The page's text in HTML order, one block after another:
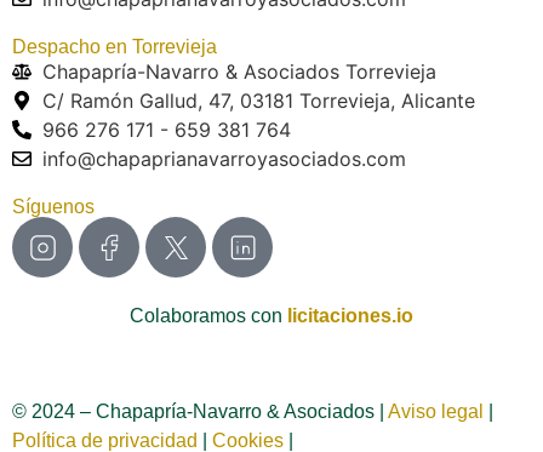
Despacho en Torrevieja
Chapapría-Navarro & Asociados Torrevieja
C/ Ramón Gallud, 47, 03181 Torrevieja, Alicante
966 276 171 - 659 381 764
info@chapaprianavarroyasociados.com
Síguenos
Colaboramos con licitaciones.io
© 2024 – Chapapría-Navarro & Asociados | Aviso legal
Política de privacidad
Cookies